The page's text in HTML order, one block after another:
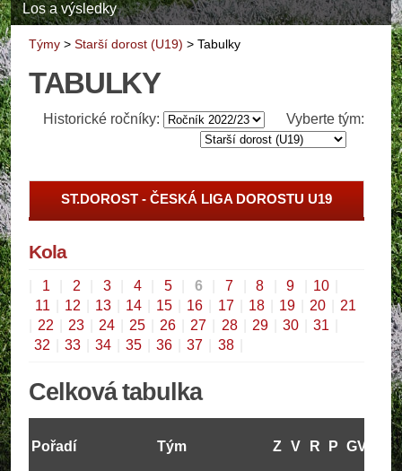
Los a výsledky
Týmy > Starší dorost (U19) > Tabulky
TABULKY
Historické ročníky: Vyberte tým:
ST.DOROST - ČESKÁ LIGA DOROSTU U19
Kola
1 2 3 4 5 6 7 8 9 10
11
12 13 14 15 16 17 18 19 20
21
22 23 24 25 26 27 28 29 30 31
32
33 34 35 36 37 38
Celková tabulka
Pořadí Tým Z V R P GV GO